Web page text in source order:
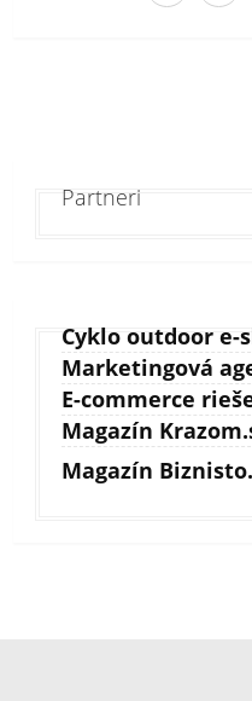
Partneri
Cyklo outdoor e-
Marketingová
E-commerce
Magazín
Magazín